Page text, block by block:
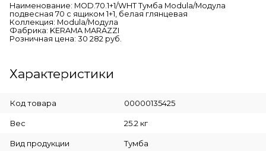
Наименование: MOD.70.1+1/WHT Тумба Modula/Модула
подвесная 70 с ящиком 1+1, белая глянцевая
Коллекция: Modula/Модула
Фабрика: KERAMA MARAZZI
Розничная цена: 30 282 руб.
Характеристики
Код товара 00000135425
Вес 25.2 кг
Вид продукции Тумба